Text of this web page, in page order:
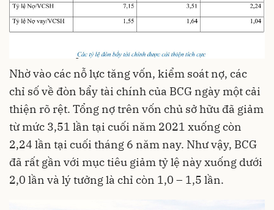
Nhờ vào các nỗ lực tăng vốn, kiểm soát nợ, các
chỉ số về đòn bẩy tài chính của BCG ngày một cải
thiện rõ rệt. Tổng nợ trên vốn chủ sở hữu đã giảm
từ mức 3,51 lần tại cuối năm 2021 xuống còn
2,24 lần tại cuối tháng 6 năm nay. Như vậy, BCG
đã rất gần với mục tiêu giảm tỷ lệ này xuống dưới
2,0 lần và lý tưởng là chỉ còn 1,0 – 1,5 lần.